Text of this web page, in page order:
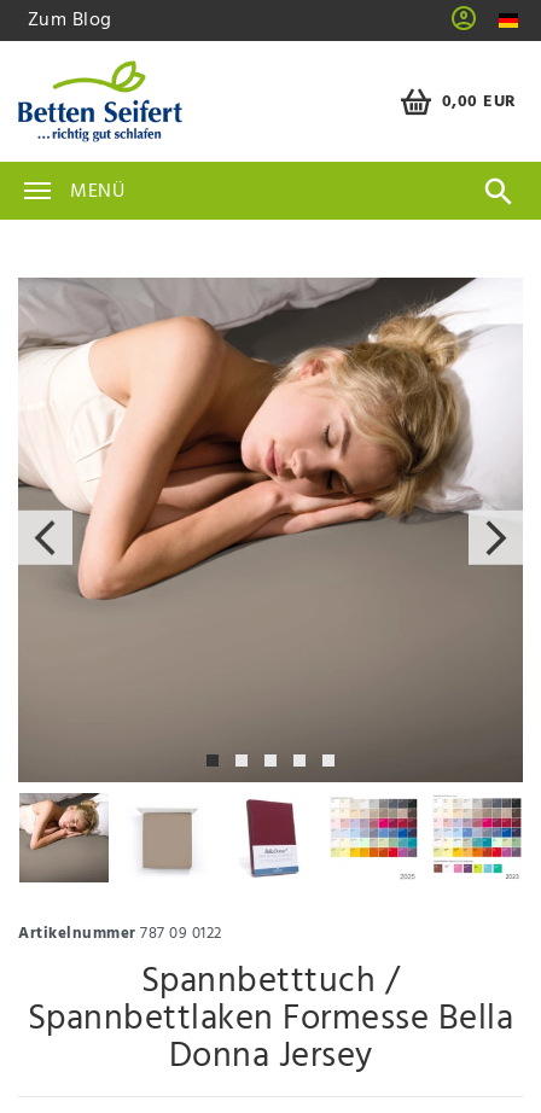
Zum Blog
0,00 EUR
MENÜ
Artikelnummer787 09 0122
Spannbetttuch /
Spannbettlaken Formesse Bella
Donna Jersey